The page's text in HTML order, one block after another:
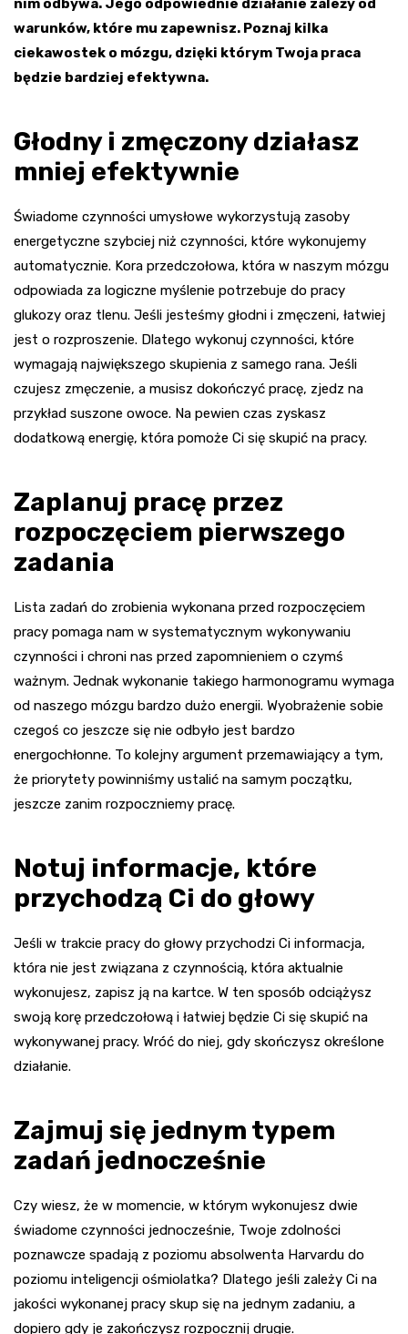
nim odbywa. Jego odpowiednie działanie zależy od
warunków, które mu zapewnisz. Poznaj kilka
ciekawostek o mózgu, dzięki którym Twoja praca
będzie bardziej efektywna.
Głodny i zmęczony działasz
mniej efektywnie
Świadome czynności umysłowe wykorzystują zasoby
energetyczne szybciej niż czynności, które wykonujemy
automatycznie. Kora przedczołowa, która w naszym mózgu
odpowiada za logiczne myślenie potrzebuje do pracy
glukozy oraz tlenu. Jeśli jesteśmy głodni i zmęczeni, łatwiej
jest o rozproszenie. Dlatego wykonuj czynności, które
wymagają największego skupienia z samego rana. Jeśli
czujesz zmęczenie, a musisz dokończyć pracę, zjedz na
przykład suszone owoce. Na pewien czas zyskasz
dodatkową energię, która pomoże Ci się skupić na pracy.
Zaplanuj pracę przez
rozpoczęciem pierwszego
zadania
Lista zadań do zrobienia wykonana przed rozpoczęciem
pracy pomaga nam w systematycznym wykonywaniu
czynności i chroni nas przed zapomnieniem o czymś
ważnym. Jednak wykonanie takiego harmonogramu wymaga
od naszego mózgu bardzo dużo energii. Wyobrażenie sobie
czegoś co jeszcze się nie odbyło jest bardzo
energochłonne. To kolejny argument przemawiający a tym,
że priorytety powinniśmy ustalić na samym początku,
jeszcze zanim rozpoczniemy pracę.
Notuj informacje, które
przychodzą Ci do głowy
Jeśli w trakcie pracy do głowy przychodzi Ci informacja,
która nie jest związana z czynnością, która aktualnie
wykonujesz, zapisz ją na kartce. W ten sposób odciążysz
swoją korę przedczołową i łatwiej będzie Ci się skupić na
wykonywanej pracy. Wróć do niej, gdy skończysz określone
działanie.
Zajmuj się jednym typem
zadań jednocześnie
Czy wiesz, że w momencie, w którym wykonujesz dwie
świadome czynności jednocześnie, Twoje zdolności
poznawcze spadają z poziomu absolwenta Harvardu do
poziomu inteligencji ośmiolatka? Dlatego jeśli zależy Ci na
jakości wykonanej pracy skup się na jednym zadaniu, a
dopiero gdy je zakończysz rozpocznij drugie.